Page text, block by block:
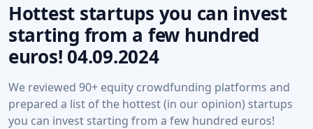
Hottest startups you can invest
starting from a few hundred
euros! 04.09.2024
We reviewed 90+ equity crowdfunding platforms and
prepared a list of the hottest (in our opinion) startups
you can invest starting from a few hundred euros!